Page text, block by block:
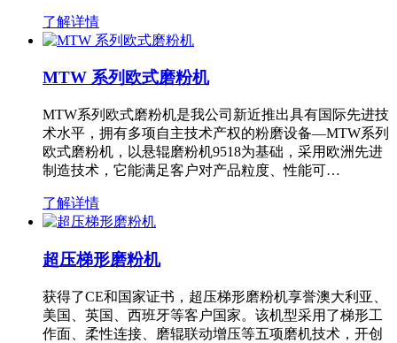
了解详情
MTW 系列欧式磨粉机
MTW系列欧式磨粉机是我公司新近推出具有国际先进技
术水平，拥有多项自主技术产权的粉磨设备—MTW系列
欧式磨粉机，以悬辊磨粉机9518为基础，采用欧洲先进
制造技术，它能满足客户对产品粒度、性能可…
了解详情
超压梯形磨粉机
获得了CE和国家证书，超压梯形磨粉机享誉澳大利亚、
美国、英国、西班牙等客户国家。该机型采用了梯形工
作面、柔性连接、磨辊联动增压等五项磨机技术，开创